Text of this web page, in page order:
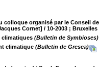
organisé par le Conseil
Cornet] / 10-2003 ; Bruxelles
climatiques (Bulletin de Symbioses)
climatique (Bulletin de Gresea)